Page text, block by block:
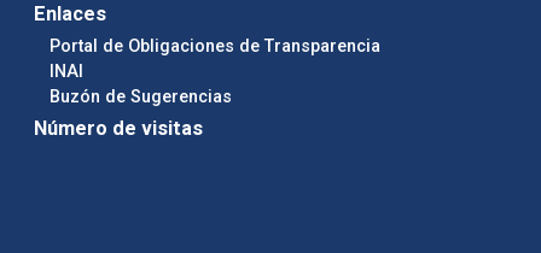
Enlaces
Portal de Obligaciones de Transparencia
INAI
Buzón de Sugerencias
Número de visitas